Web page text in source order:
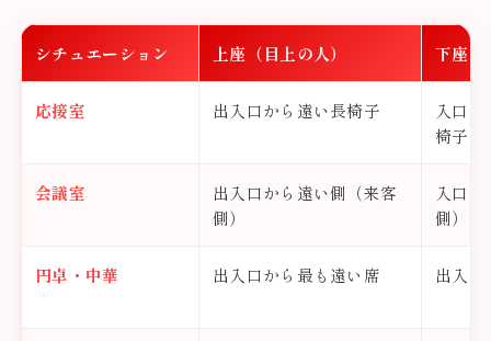
シチュエーション 上座（目上の人） 下座（
応接室 出入口から遠い長椅子
入口
椅子
会議室
出入口から遠い側（来客
側）
入口
側）
円卓・中華 出入口から最も遠い席 出入